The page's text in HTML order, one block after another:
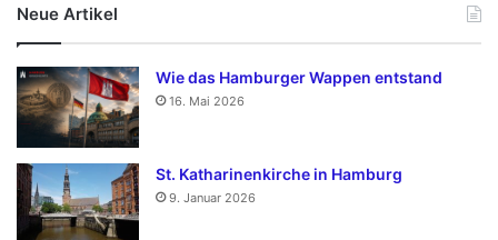
Neue Artikel
Wie das Hamburger Wappen entstand
16. Mai 2026
St. Katharinenkirche in Hamburg
9. Januar 2026